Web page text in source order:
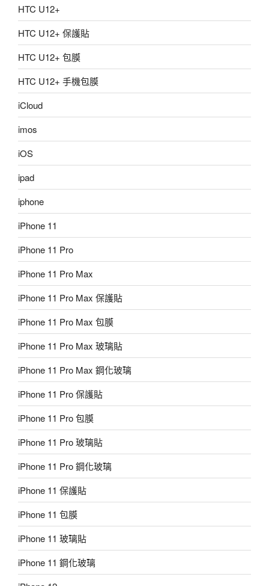
HTC U12+
HTC U12+ 保護貼
HTC U12+ 包膜
HTC U12+ 手機包膜
iCloud
imos
iOS
ipad
iphone
iPhone 11
iPhone 11 Pro
iPhone 11 Pro Max
iPhone 11 Pro Max 保護貼
iPhone 11 Pro Max 包膜
iPhone 11 Pro Max 玻璃貼
iPhone 11 Pro Max 鋼化玻璃
iPhone 11 Pro 保護貼
iPhone 11 Pro 包膜
iPhone 11 Pro 玻璃貼
iPhone 11 Pro 鋼化玻璃
iPhone 11 保護貼
iPhone 11 包膜
iPhone 11 玻璃貼
iPhone 11 鋼化玻璃